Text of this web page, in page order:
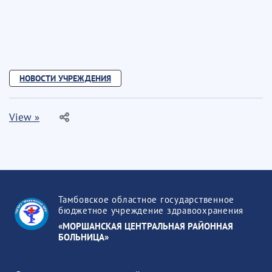
НОВОСТИ УЧРЕЖДЕНИЯ
View »
Тамбовское областное государственное
бюджетное учреждение здравоохранения
«МОРШАНСКАЯ ЦЕНТРАЛЬНАЯ РАЙОННАЯ
БОЛЬНИЦА»